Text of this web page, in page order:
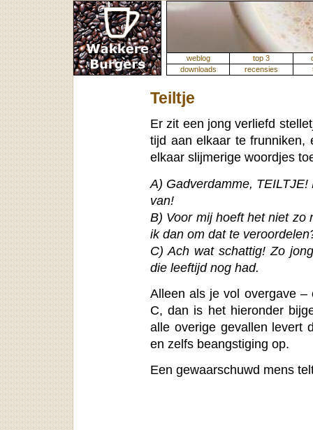
weblog top 3
downloads
recensies
Teiltje
Er zit een jong verliefd
tijd aan elkaar te frunniken,
elkaar slijmerige woordjes
A) Gadverdamme,
van!
B) Voor mij hoeft het niet zo
ik dan om dat te
C) Ach wat schattig! Zo
die leeftijd nog had.
Alleen als je vol overgave
C, dan is het hieronder
alle overige gevallen levert
en zelfs beangstiging op.
Een gewaarschuwd mens